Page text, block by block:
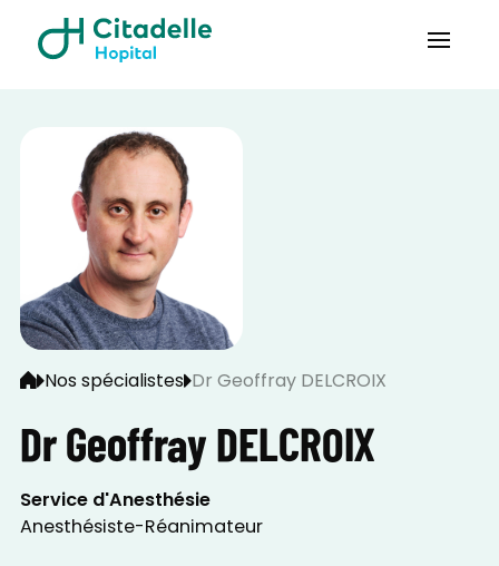
Nos spécialistes Dr Geoffray DELCROIX
Dr Geoffray DELCROIX
Service d'Anesthésie
Anesthésiste-Réanimateur